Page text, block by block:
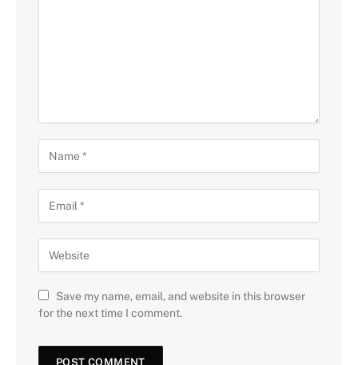
Save my name, email, and website in this browser
for the next time I comment.